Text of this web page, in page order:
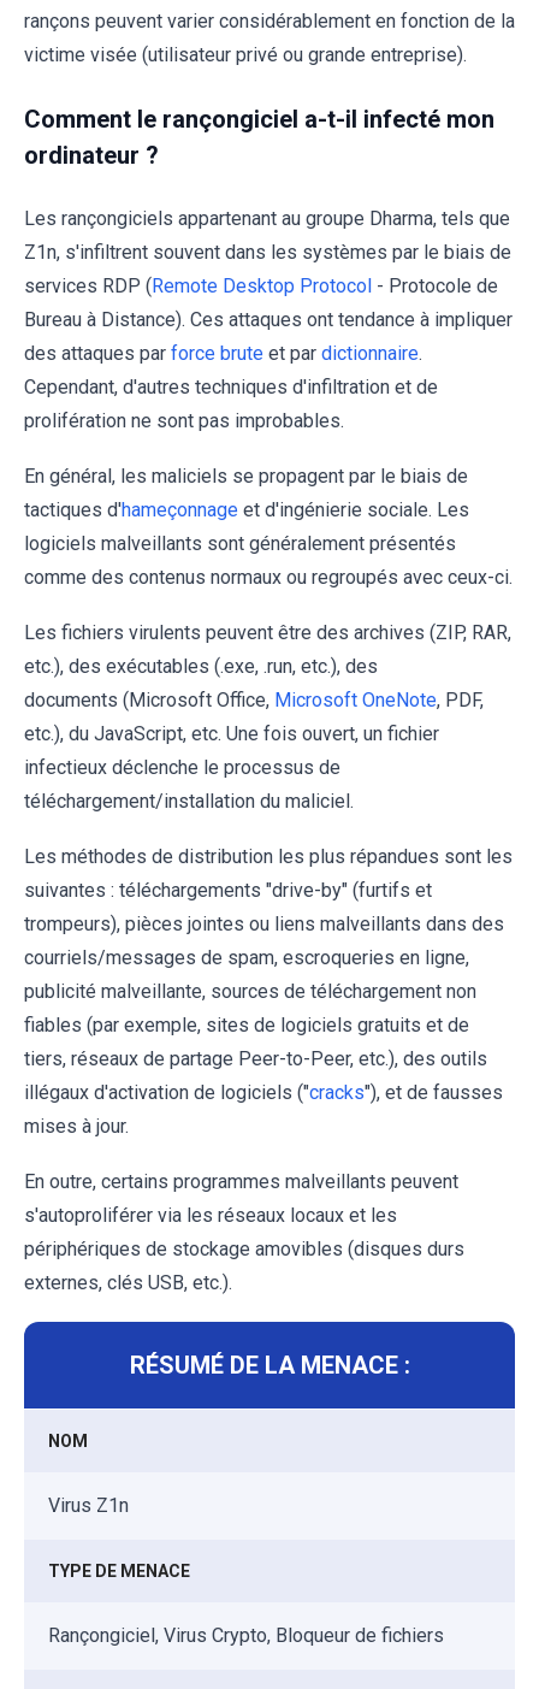
rançons peuvent varier considérablement en fonction de la
victime visée (utilisateur privé ou grande entreprise).
Comment le rançongiciel a-t-il infecté mon
ordinateur ?
Les rançongiciels appartenant au groupe Dharma, tels que
Z1n, s'infiltrent souvent dans les systèmes par le biais de
services RDP (Remote Desktop Protocol - Protocole de
Bureau à Distance). Ces attaques ont tendance à impliquer
des attaques par force brute et par dictionnaire.
Cependant, d'autres techniques d'infiltration et de
prolifération ne sont pas improbables.
En général, les maliciels se propagent par le biais de
tactiques d'hameçonnage et d'ingénierie sociale. Les
logiciels malveillants sont généralement présentés
comme des contenus normaux ou regroupés avec ceux-ci.
Les fichiers virulents peuvent être des archives (ZIP, RAR,
etc.), des exécutables (.exe, .run, etc.), des
documents (Microsoft Office, Microsoft OneNote, PDF,
etc.), du JavaScript, etc. Une fois ouvert, un fichier
infectieux déclenche le processus de
téléchargement/installation du maliciel.
Les méthodes de distribution les plus répandues sont les
suivantes : téléchargements "drive-by" (furtifs et
trompeurs), pièces jointes ou liens malveillants dans des
courriels/messages de spam, escroqueries en ligne,
publicité malveillante, sources de téléchargement non
fiables (par exemple, sites de logiciels gratuits et de
tiers, réseaux de partage Peer-to-Peer, etc.), des outils
illégaux d'activation de logiciels ("cracks"), et de fausses
mises à jour.
En outre, certains programmes malveillants peuvent
s'autoproliférer via les réseaux locaux et les
périphériques de stockage amovibles (disques durs
externes, clés USB, etc.).
RÉSUMÉ DE LA MENACE :
NOM
Virus Z1n
TYPE DE MENACE
Rançongiciel, Virus Crypto, Bloqueur de fichiers